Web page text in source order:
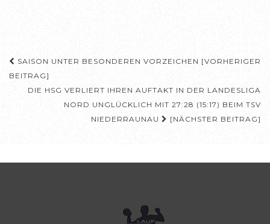
Beitragsnavigation
SAISON UNTER BESONDEREN VORZEICHEN [VORHERIGER
BEITRAG]
DIE HSG VERLIERT IHREN AUFTAKT IN DER LANDESLIGA
NORD UNGLÜCKLICH MIT 27:28 (15:17) BEIM TSV
NIEDERRAUNAU
[NÄCHSTER BEITRAG]